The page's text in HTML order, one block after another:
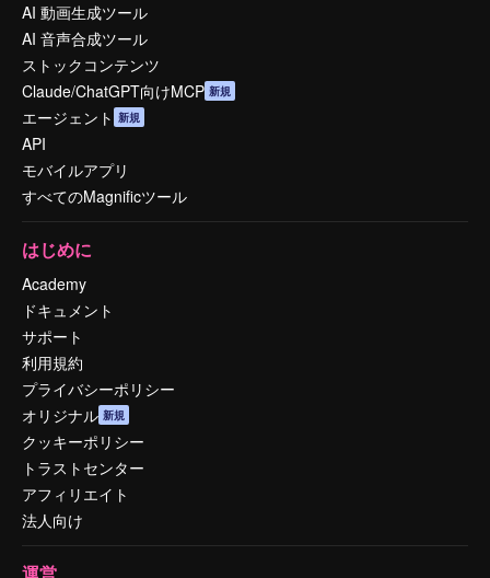
AI 動画生成ツール
AI 音声合成ツール
ストックコンテンツ
Claude/ChatGPT向けMCP 新規
エージェント 新規
API
モバイルアプリ
すべてのMagnificツール
はじめに
Academy
ドキュメント
サポート
利用規約
プライバシーポリシー
オリジナル 新規
クッキーポリシー
トラストセンター
アフィリエイト
法人向け